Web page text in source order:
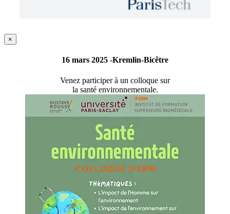
×
16 mars 2025 -Kremlin-Bicêtre
Venez participer à un colloque sur
la santé environnementale.